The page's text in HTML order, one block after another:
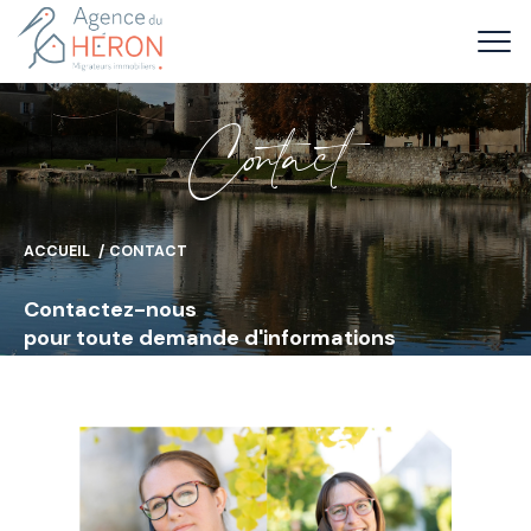
Cotact
ACCUEIL CONTACT
Contactez-nous
pour toute demande d'informations